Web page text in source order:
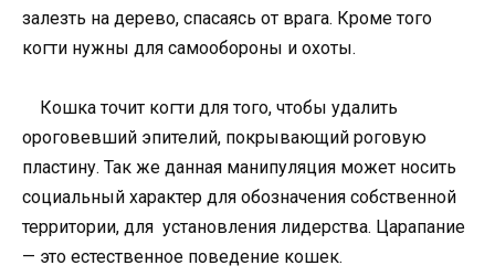
залезть на дерево, спасаясь от врага. Кроме того
когти нужны для самообороны и охоты.
Кошка точит когти для того, чтобы удалить
ороговевший эпителий, покрывающий роговую
пластину. Так же данная манипуляция может носить
социальный характер для обозначения собственной
территории, для установления лидерства. Царапание
— это естественное поведение кошек.